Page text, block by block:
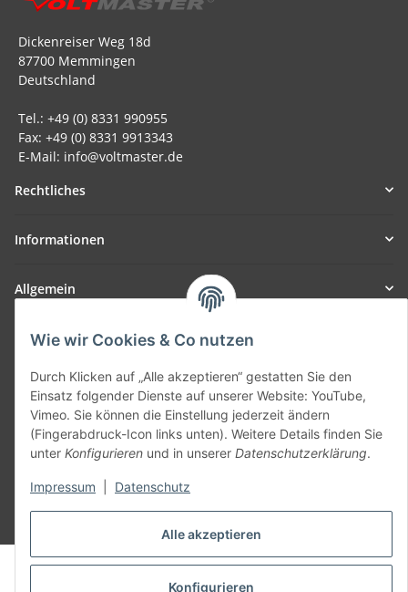
Alle akzeptieren
Konfigurieren
Wie wir Cookies & Co nutzen
Durch Klicken auf „Alle akzeptieren“ gestatten Sie den
Einsatz folgender Dienste auf unserer Website: YouTube,
Vimeo. Sie können die Einstellung jederzeit ändern
(Fingerabdruck-Icon links unten). Weitere Details finden Sie
unter Konfigurieren und in unserer Datenschutzerklärung.
Impressum Datenschutz
Dickenreiser Weg 18d
87700 Memmingen
Deutschland
Tel.: +49 (0) 8331 990955
Fax: +49 (0) 8331 9913343
E-Mail: info@voltmaster.de
Rechtliches
Informationen
Allgemein
Teil unseres Netzwerks:
Vertrag widerrufen
© voltmaster.de
Powered byJTL-Shop